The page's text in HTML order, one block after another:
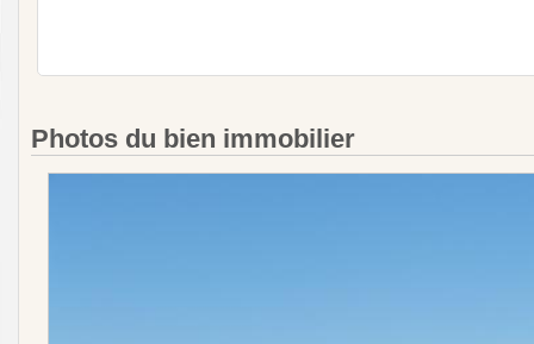
Photos du bien immobilier